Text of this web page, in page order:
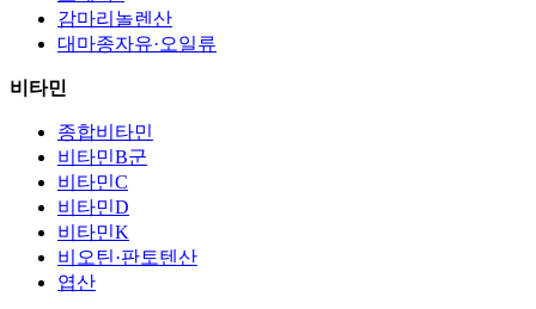
감마리놀렌산
대마종자유·오일류
비타민
종합비타민
비타민B군
비타민C
비타민D
비타민K
비오틴·판토텐산
엽산